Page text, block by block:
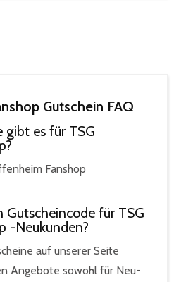
Gutschein FAQ
gibt es für TSG
Fanshop
Gutscheincode für TSG
-Neukunden?
auf unserer Seite
Angebote sowohl für Neu-